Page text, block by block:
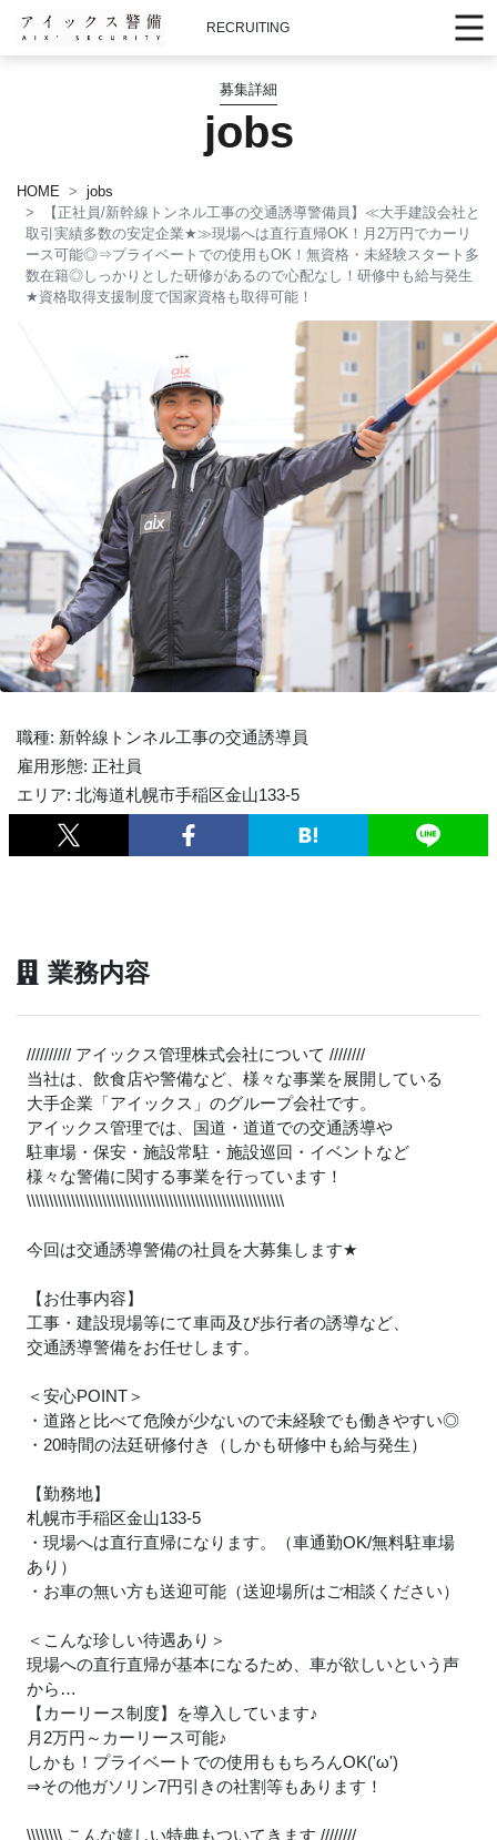
RECRUITING
募集詳細
jobs
HOME
jobs
【正社員/新幹線トンネル工事の交通誘導警備員】≪大手建設会社と
取引実績多数の安定企業★≫現場へは直行直帰OK！月2万円でカーリ
ース可能◎⇒プライベートでの使用もOK！無資格・未経験スタート多
数在籍◎しっかりとした研修があるので心配なし！研修中も給与発生
★資格取得支援制度で国家資格も取得可能！
職種: 新幹線トンネル工事の交通誘導員
雇用形態: 正社員
エリア: 北海道札幌市手稲区金山133-5
業務内容
////////// アイックス管理株式会社について ////////
当社は、飲食店や警備など、様々な事業を展開している
大手企業「アイックス」のグループ会社です。
アイックス管理では、国道・道道での交通誘導や
駐車場・保安・施設常駐・施設巡回・イベントなど
様々な警備に関する事業を行っています！
\\\\\\\\\\\\\\\\\\\\\\\\\\\\\\\\\\\\\\\\\\\\\\\\\\\\\\\\\\
今回は交通誘導警備の社員を大募集します★
【お仕事内容】
工事・建設現場等にて車両及び歩行者の誘導など、
交通誘導警備をお任せします。
＜安心POINT＞
・道路と比べて危険が少ないので未経験でも働きやすい◎
・20時間の法廷研修付き（しかも研修中も給与発生）
【勤務地】
札幌市手稲区金山133-5
・現場へは直行直帰になります。（車通勤OK/無料駐車場
あり）
・お車の無い方も送迎可能（送迎場所はご相談ください）
＜こんな珍しい待遇あり＞
現場への直行直帰が基本になるため、車が欲しいという声
から…
【カーリース制度】を導入しています♪
月2万円～カーリース可能♪
しかも！プライベートでの使用ももちろんOK('ω')
⇒その他ガソリン7円引きの社割等もあります！
\\\\\\\\ こんな嬉しい特典もついてきます ////////